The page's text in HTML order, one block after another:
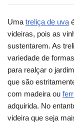
Umatreliça de uva
videiras, pois as
sustentarem. As
variedade de
para realçar o
que são
com madeira ou
adquirida. No
videira que seja